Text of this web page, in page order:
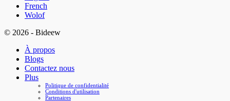
French
Wolof
© 2026 - Bideew
À propos
Blogs
Contactez nous
Plus
Politique de confidentialité
Conditions d'utilisation
Partenaires